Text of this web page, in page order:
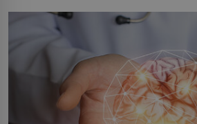
o pomoc, co se hlídání týče. Dalo by se